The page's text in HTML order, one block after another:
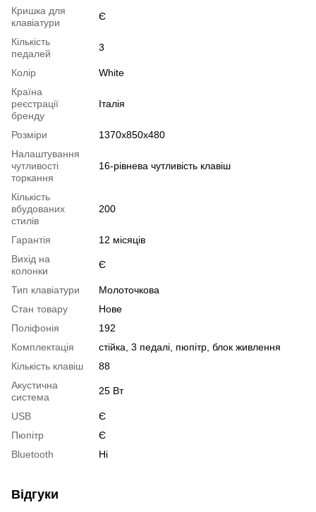
Кришка для
клавіатури
Є
Кількість
педалей
3
Колір
White
Країна
реєстрації
бренду
Італія
Розміри
1370x850x480
Налаштування
чутливості
торкання
16-рівнева чутливість клавіш
Кількість
вбудованих
стилів
200
Гарантія
12 місяців
Вихід на
колонки
Є
Тип клавіатури
Молоточкова
Стан товару
Нове
Поліфонія
192
Комплектація
стійка, 3 педалі, пюпітр, блок живлення
Кількість клавіш
88
Акустична
система
25 Вт
USB
Є
Пюпітр
Є
Bluetooth
Ні
Відгуки